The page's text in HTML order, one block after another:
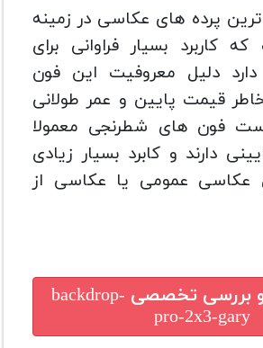
پرده های عکاسی در زمینه
کاربرد بسیار فراوانی برای
دلیل معروفیت این فون
قیمت پایین و عمر طولانی
فون های شطرنجی معمولا
دارند و کابرد بسیار زیادی
عکاسی عمومی یا عکاسی از
و بررسی تخصصی backdrop-
pro-2x3-gary